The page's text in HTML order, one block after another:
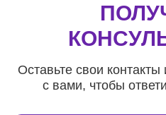
Оставьте свои
с вами, чтобы